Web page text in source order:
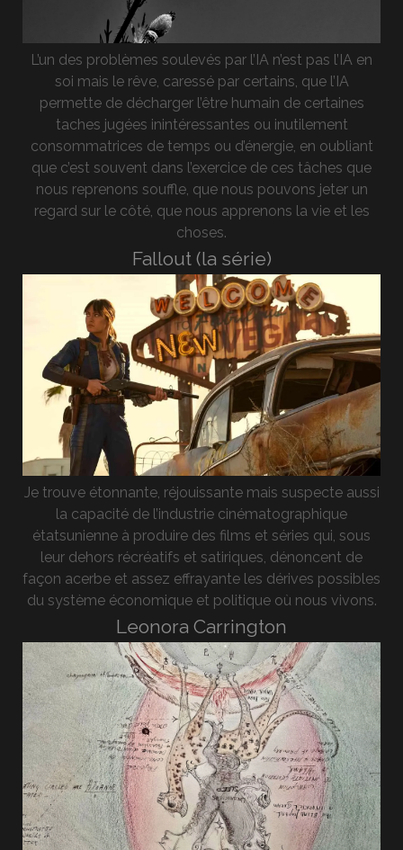
L’un des problèmes soulevés par l’IA n’est pas l’IA en
soi mais le rêve, caressé par certains, que l’IA
permette de décharger l’être humain de certaines
taches jugées inintéressantes ou inutilement
consommatrices de temps ou d’énergie, en oubliant
que c’est souvent dans l’exercice de ces tâches que
nous reprenons souffle, que nous pouvons jeter un
regard sur le côté, que nous apprenons la vie et les
choses.
Fallout (la série)
Je trouve étonnante, réjouissante mais suspecte aussi
la capacité de l’industrie cinématographique
étatsunienne à produire des films et séries qui, sous
leur dehors récréatifs et satiriques, dénoncent de
façon acerbe et assez effrayante les dérives possibles
du système économique et politique où nous vivons.
Leonora Carrington